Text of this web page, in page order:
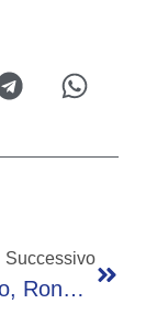
Successivo
Portogallo, Ronaldo Ricorda: “Prima Di Me Non Aveva Vinto Niente. L’Europeo Come I Mondiali…”